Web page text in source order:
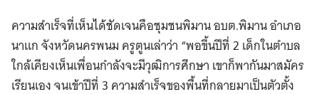
ความสำเร็จที่เห็นได้ชัดเจนคือชุมชนพิมาน อบต.พิมาน อำเภอ
นาแก จังหวัดนครพนม ครูตูนเล่าว่า “พอขึ้นปีที่ 2 เด็กในตำบล
ใกล้เคียงเห็นเพื่อนกำลังจะมีวุฒิการศึกษา เขาก็พากันมาสมัคร
เรียนเอง จนเข้าปีที่ 3 ความสำเร็จของพื้นที่กลายมาเป็นตัวตั้ง